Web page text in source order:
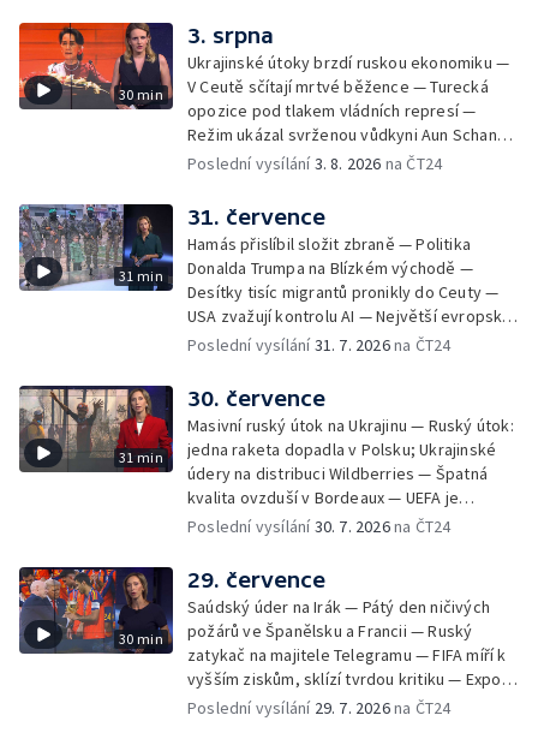
židle pod ředitelem FIFA — Itálie se chystá
na návrat jaderné energetiky
30 min
3. srpna
Ukrajinské útoky brzdí ruskou ekonomiku —
V Ceutě sčítají mrtvé běžence — Turecká
opozice pod tlakem vládních represí —
Režim ukázal svrženou vůdkyni Aun Schan
Su Ťij — Evropu sužují požáry — Na Borneu
Poslední vysílání3. 8. 2026 na ČT24
31 min
31. července
Hamás přislíbil složit zbraně — Politika
Donalda Trumpa na Blízkém východě —
Desítky tisíc migrantů pronikly do Ceuty —
USA zvažují kontrolu AI — Největší evropské
toky vysychají
Poslední vysílání31. 7. 2026na ČT24
31 min
30. července
Masivní ruský útok na Ukrajinu — Ruský útok:
jedna raketa dopadla v Polsku; Ukrajinské
údery na distribuci Wildberries — Špatná
kvalita ovzduší v Bordeaux — UEFA je
připravená bojkotovat MS ve fotbale —
— Republikáni tvrdí, že Fauci pohrdá
Kongresem — Největší socha Panny Marie v
Evropě
Poslední vysílání30. 7. 2026na ČT24
30 min
29. července
Saúdský úder na Irák — Pátý den ničivých
požárů ve Španělsku a Francii — Ruský
zatykač na majitele Telegramu — FIFA míří k
vyšším ziskům, sklízí tvrdou kritiku — Export
ukrajinského obilí ohrožovaný Ruskem —
Poslední vysílání 29. 7. 2026na ČT24